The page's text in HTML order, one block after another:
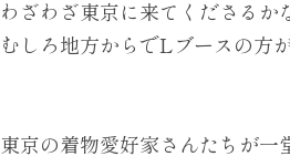
わざわざ東京に来てくださる
むしろ地方からでLブースの方
東京の着物愛好家さんたちが